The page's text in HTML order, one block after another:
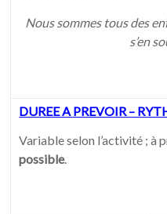
Nous sommes tous des
s’en
DUREE A PREVOIR –
Variable selon l’activité ; à
possible.